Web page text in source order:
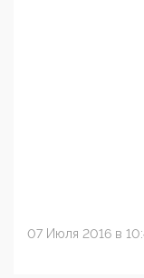
07 Июля 2016 в